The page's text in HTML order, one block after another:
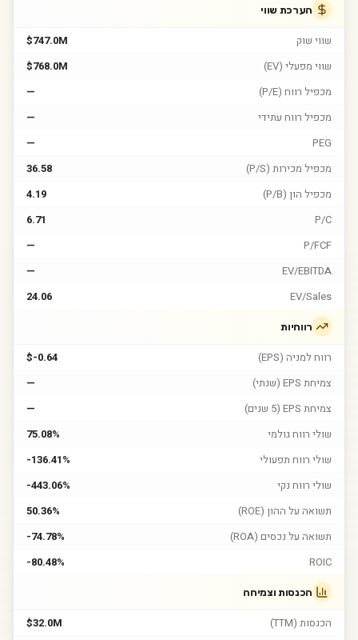
הערכת שווי
שווי שוק
$747.0M
שווי מפעלי (EV)
$768.0M
מכפיל רווח (P/E)
—
מכפיל רווח עתידי
—
PEG
—
מכפיל מכירות (P/S)
36.58
מכפיל הון (P/B)
4.19
P/C
6.71
P/FCF
—
EV/EBITDA
—
EV/Sales
24.06
רווחיות
רווח למניה (EPS)
$-0.64
צמיחת EPS (שנתי)
—
צמיחת EPS (5 שנים)
—
שולי רווח גולמי
75.08%
שולי רווח תפעולי
-136.41%
שולי רווח נקי
-443.06%
תשואה על ההון (ROE)
50.36%
תשואה על נכסים (ROA)
-74.78%
ROIC
-80.48%
הכנסות וצמיחה
הכנסות (TTM)
$32.0M